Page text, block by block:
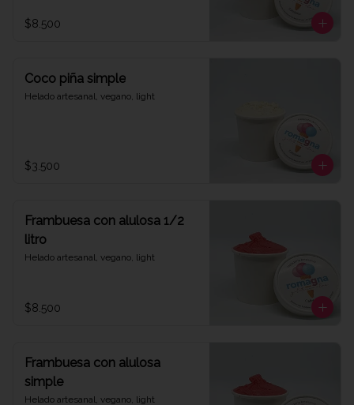
$8.500
Coco piña simple
Helado artesanal, vegano, light
$3.500
Frambuesa con alulosa 1/2
litro
Helado artesanal, vegano, light
$8.500
Frambuesa con alulosa
simple
Helado artesanal, vegano, light